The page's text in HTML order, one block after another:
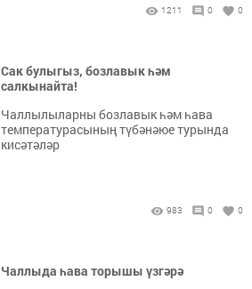
1211 0 0
Сак булыгыз, бозлавык һәм
салкынайта!
Чаллылыларны бозлавык һәм һава
температурасының түбәнәюе турында
кисәтәләр
983 0 0
Чаллыда һава торышы үзгәрә